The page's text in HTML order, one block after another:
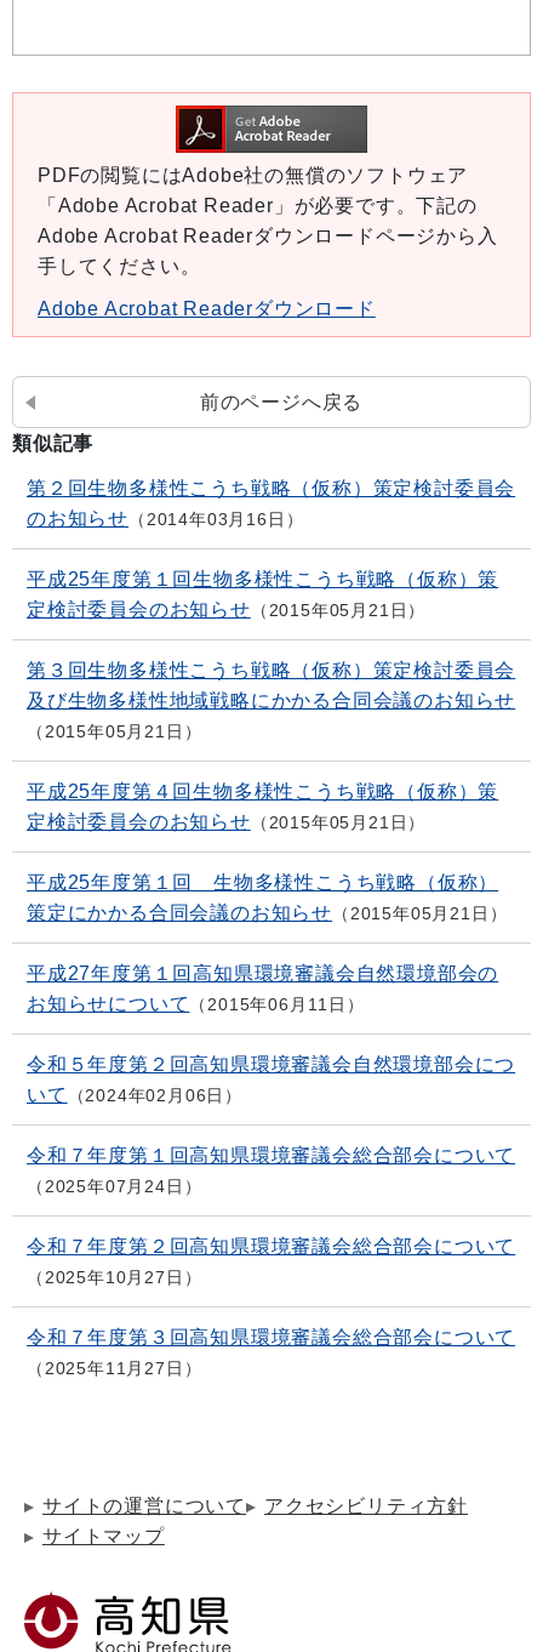
PDFの閲覧にはAdobe社の無償のソフトウェア
「Adobe Acrobat Reader」が必要です。下記の
Adobe Acrobat Readerダウンロードページから入
手してください。
Adobe Acrobat Readerダウンロード
前のページへ戻る
類似記事
第２回生物多様性こうち戦略（仮称）策定検討委員会
のお知らせ
2014年03月16日
平成25年度第１回生物多様性こうち戦略（仮称）策
定検討委員会のお知らせ
2015年05月21日
第３回生物多様性こうち戦略（仮称）策定検討委員会
及び生物多様性地域戦略にかかる合同会議のお知らせ
2015年05月21日
平成25年度第４回生物多様性こうち戦略（仮称）策
定検討委員会のお知らせ
2015年05月21日
平成25年度第１回 生物多様性こうち戦略（仮称）
策定にかかる合同会議のお知らせ
2015年05月21日
平成27年度第１回高知県環境審議会自然環境部会の
お知らせについて
2015年06月11日
令和５年度第２回高知県環境審議会自然環境部会につ
いて
2024年02月06日
令和７年度第１回高知県環境審議会総合部会について
2025年07月24日
令和７年度第２回高知県環境審議会総合部会について
2025年10月27日
令和７年度第３回高知県環境審議会総合部会について
2025年11月27日
サイトの運営について
アクセシビリティ方針
サイトマップ